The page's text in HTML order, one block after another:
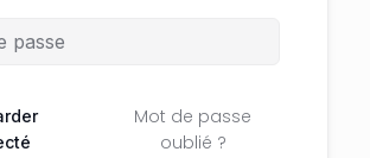
Mot de passe
oublié ?